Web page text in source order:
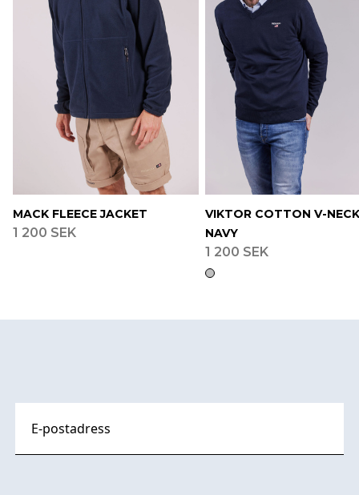
MACK FLEECE JACKET
1 200 SEK
VIKTOR COTTON V-NECK
NAVY
1 200 SEK